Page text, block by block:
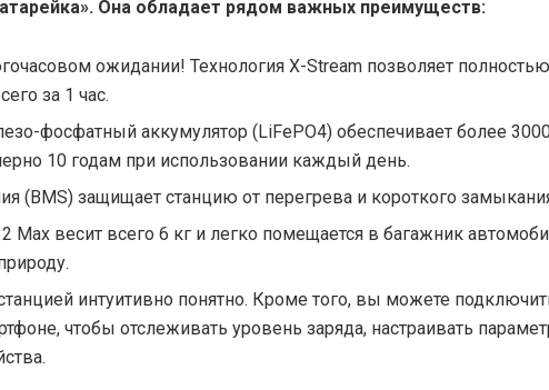
Она обладает рядом важных преимуществ:
ожидании! Технология X-Stream позволяет полностью
за 1 час.
фосфатный аккумулятор (LiFePO4) обеспечивает более
10 годам при использовании каждый день.
(BMS) защищает станцию от перегрева и короткого
2 Max весит всего 6 кг и легко помещается в багажник
интуитивно понятно. Кроме того, вы можете
чтобы отслеживать уровень заряда, настраивать